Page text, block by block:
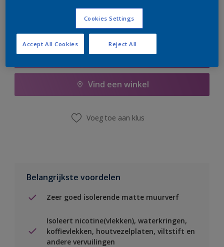
Boodschappenlijst
Vind een winkel
Voeg toe aan klus
Belangrijkste voordelen
Zeer goed isolerende matte muurverf
Isoleert nicotine(vlekken), waterkringen,
koffievlekken, houtvezelplaten, viltstift en
andere vervuilingen
Cookies Settings
Reject All
Accept All Cookies